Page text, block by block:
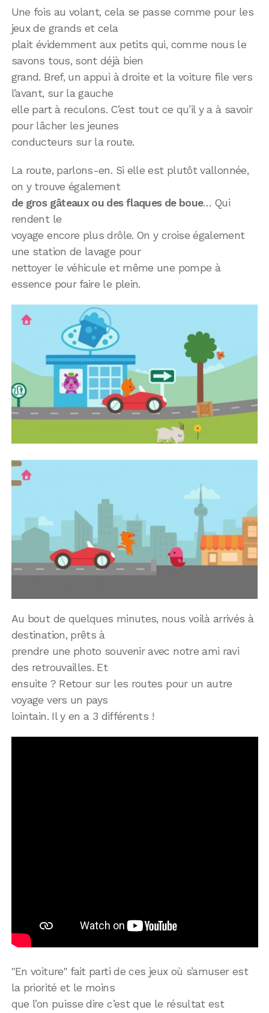
Une fois au volant, cela se passe comme pour les
jeux de grands et cela
plait évidemment aux petits qui, comme nous le
savons tous, sont déjà bien
grand. Bref, un appui à droite et la voiture file vers
l’avant, sur la gauche
elle part à reculons. C’est tout ce qu’il y a à savoir
pour lâcher les jeunes
conducteurs sur la route.
La route, parlons-en. Si elle est plutôt vallonnée,
on y trouve également
de gros gâteaux ou des flaques de boue… Qui
rendent le
voyage encore plus drôle. On y croise également
une station de lavage pour
nettoyer le véhicule et même une pompe à
essence pour faire le plein.
Au bout de quelques minutes, nous voilà arrivés à
destination, prêts à
prendre une photo souvenir avec notre ami ravi
des retrouvailles. Et
ensuite ? Retour sur les routes pour un autre
voyage vers un pays
lointain. Il y en a 3 différents !
"En voiture" fait parti de ces jeux où s’amuser est
la priorité et le moins
que l’on puisse dire c’est que le résultat est